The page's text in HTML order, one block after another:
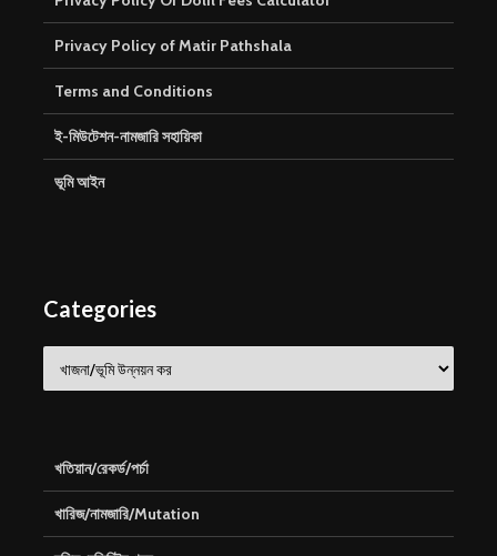
Privacy Policy of Matir Pathshala
Terms and Conditions
ই-মিউটেশন-নামজারি সহায়িকা
ভূমি আইন
Categories
খতিয়ান/রেকর্ড/পর্চা
খারিজ/নামজারি/Mutation